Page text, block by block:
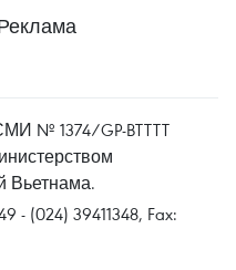
№ 1374/GP-BTTTT
Вьетнама.
- (024) 39411348, Fax: